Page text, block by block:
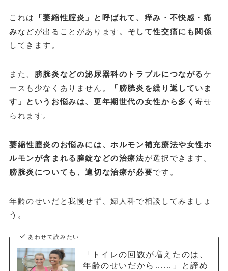
これは
「萎縮性腟炎」と呼ばれて、痒み・不快感・痛
みなどが出ることがあります。 そして性交痛にも関係
してきます。
また、 膀胱炎などの泌尿器科のトラブルにつながるケ
ースも少なくありません。
「膀胱炎を繰り返していま
す」というお悩みは、更年期世代の女性から多く寄せ
られます。
萎縮性膣炎のお悩みには、ホルモン補充療法や女性ホ
ルモンが含まれる膣錠などの治療法が選択できます。
膀胱炎についても、適切な治療が必要です。
年齢のせいだと我慢せず、婦人科で相談してみましょ
う。
あわせて読みたい
「トイレの回数が増えたのは、
年齢のせいだから……」と諦め